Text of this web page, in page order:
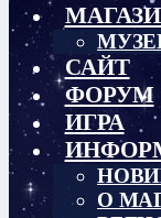
САЙТ
ФОРУМ
ИГРА
О